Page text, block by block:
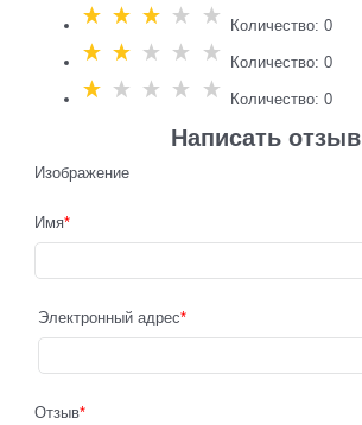
Количество: 0
Количество: 0
Количество: 0
Написать отзыв
Изображение
Имя
Электронный адрес
Отзыв